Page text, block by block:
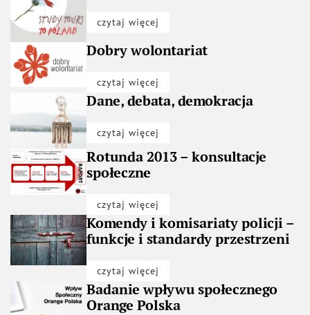
czytaj więcej
Dobry wolontariat
czytaj więcej
Dane, debata, demokracja
czytaj więcej
Rotunda 2013 – konsultacje
społeczne
czytaj więcej
Komendy i komisariaty policji –
funkcje i standardy przestrzeni
czytaj więcej
Badanie wpływu społecznego
Orange Polska